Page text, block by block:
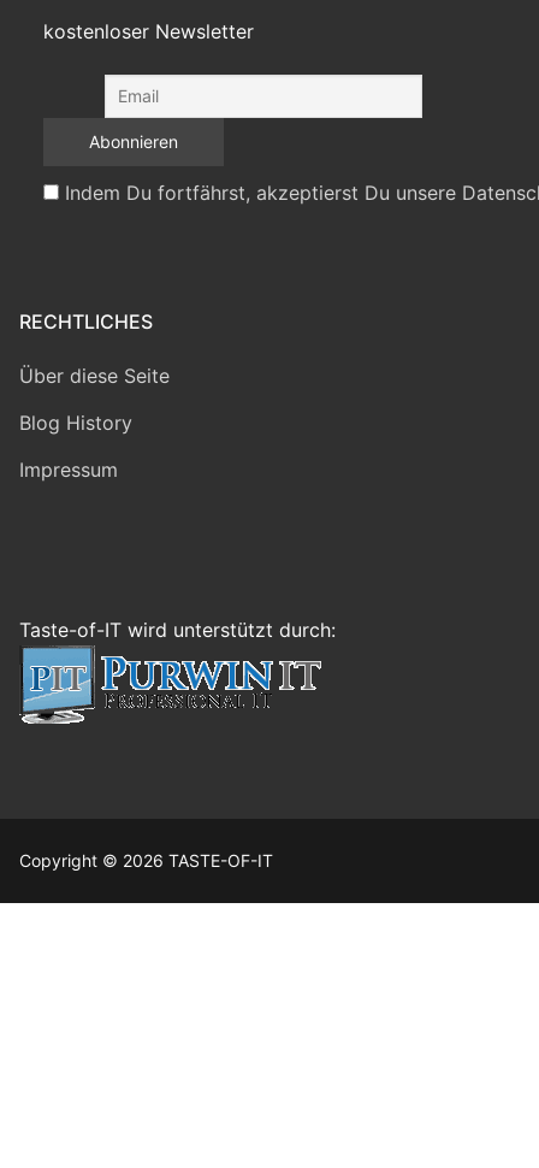
kostenloser Newsletter
Indem Du fortfährst, akzeptierst Du unsere
RECHTLICHES
Über diese Seite
Blog History
Impressum
Taste-of-IT wird unterstützt durch:
Copyright © 2026 TASTE-OF-IT